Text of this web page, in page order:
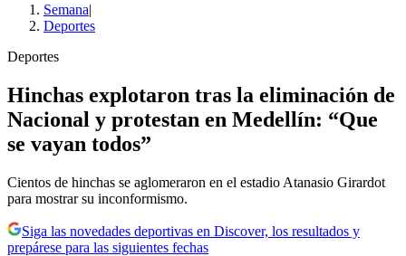
Semana|
Deportes
Deportes
Hinchas explotaron tras la eliminación de
Nacional y protestan en Medellín: “Que
se vayan todos”
Cientos de hinchas se aglomeraron en el estadio Atanasio Girardot
para mostrar su inconformismo.
Siga las novedades deportivas en Discover, los resultados y
prepárese para las siguientes fechas